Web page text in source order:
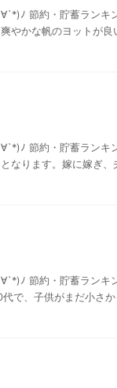
ﾉ 節約・貯蓄ランキ
やかな帆のヨットが
ﾉ 節約・貯蓄ランキ
なります。嫁に嫁ぎ
ﾉ 節約・貯蓄ランキ
で、子供がまだ小さ